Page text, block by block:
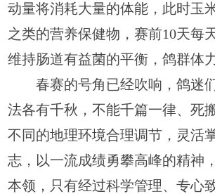
动量将消耗大量的体能，此时玉
之类的营养保健物，赛前10天每
维持肠道有益菌的平衡，鸽群体
春赛的号角已经吹响，鸽迷
法各有千秋，不能千篇一律、死
不同的地理环境合理调节，灵活
志，以一流成绩勇攀高峰的精神
本领，只有经过科学管理、专心